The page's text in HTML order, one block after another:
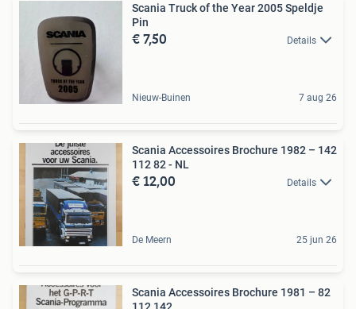
Scania Truck of the Year 2005 Speldje
Pin
€ 7,50 Details
Nieuw-Buinen 7 aug 26
Scania Accessoires Brochure 1982 – 142
112 82 - NL
€ 12,00 Details
De Meern 25 jun 26
Scania Accessoires Brochure 1981 – 82